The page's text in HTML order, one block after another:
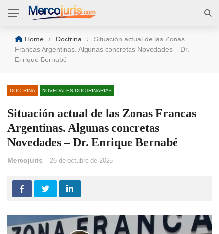
Home › Doctrina ›
Situación actual de las Zonas
Francas Argentinas. Algunas concretas Novedades – Dr.
Enrique Bernabé
DOCTRINA NOVEDADES DOCTRINARIAS
Situación actual de las Zonas Francas
Argentinas. Algunas concretas
Novedades – Dr. Enrique Bernabé
Mercojuris 26 de octubre de 2025